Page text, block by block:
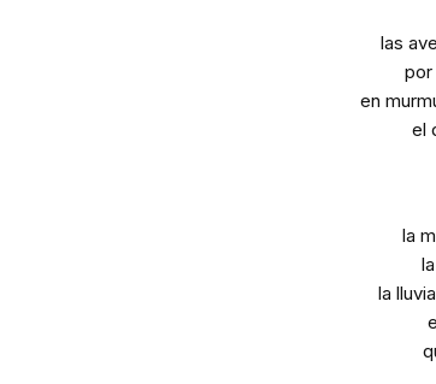
las
por
en
el
la
la